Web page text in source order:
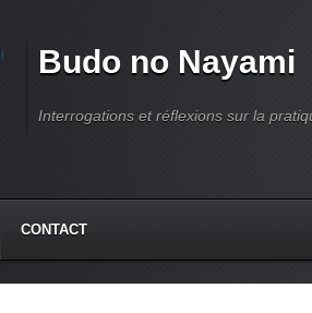
Budo no Nayami
Interrogations et réflexions sur la
CONTACT